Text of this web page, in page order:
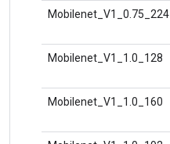
Mobilenet_V1_0.75_224
Mobilenet_V1_1.0_128
Mobilenet_V1_1.0_160